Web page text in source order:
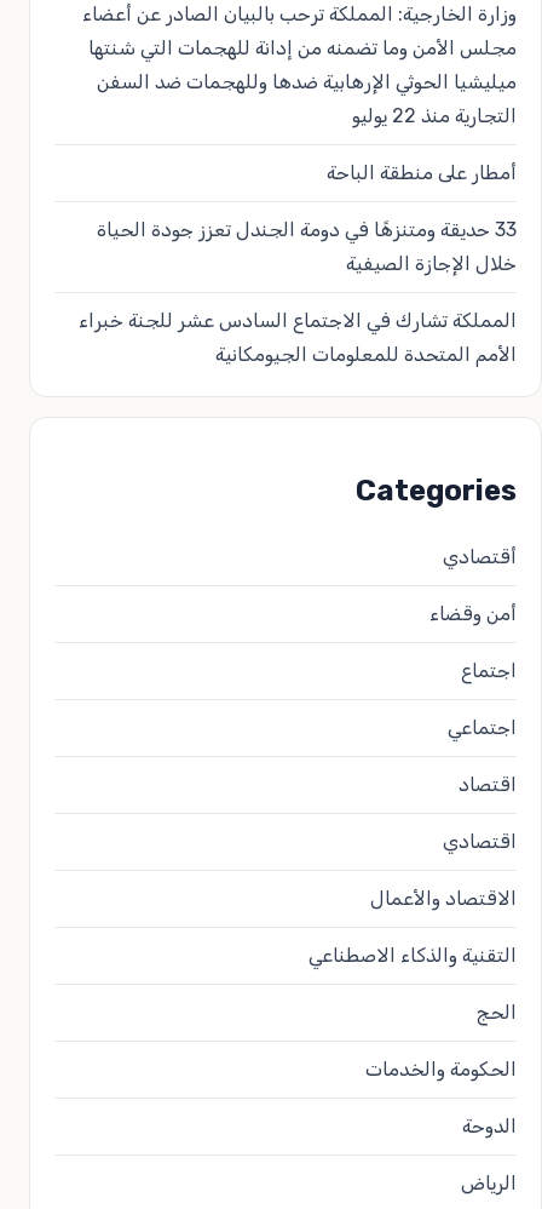
وزارة الخارجية: المملكة ترحب بالبيان الصادر عن أعضاء
مجلس الأمن وما تضمنه من إدانة للهجمات التي شنتها
ميليشيا الحوثي الإرهابية ضدها وللهجمات ضد السفن
التجارية منذ 22 يوليو
أمطار على منطقة الباحة
33 حديقة ومتنزهًا في دومة الجندل تعزز جودة الحياة
خلال الإجازة الصيفية
المملكة تشارك في الاجتماع السادس عشر للجنة خبراء
الأمم المتحدة للمعلومات الجيومكانية
Categories
أقتصادي
أمن وقضاء
اجتماع
اجتماعي
اقتصاد
اقتصادي
الاقتصاد والأعمال
التقنية والذكاء الاصطناعي
الحج
الحكومة والخدمات
الدوحة
الرياض